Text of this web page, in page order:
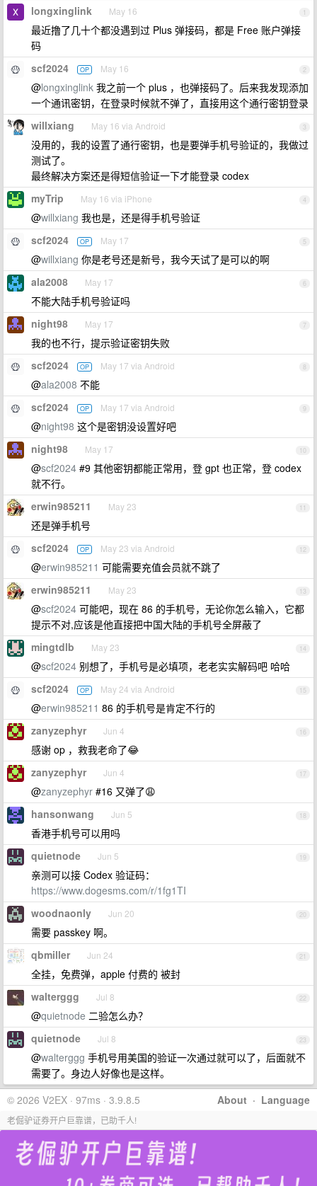
1
longxinglink May 16
最近撸了几十个都没遇到过 Plus 弹接码，都是 Free 账户弹接
码
2
scf2024 OP May 16
@longxinglink 我之前一个 plus ，也弹接码了。后来我发现添加
一个通讯密钥，在登录时候就不弹了，直接用这个通行密钥登录
3
willxiang May 16 via Android
没用的，我的设置了通行密钥，也是要弹手机号验证的，我做过
测试了。
最终解决方案还是得短信验证一下才能登录 codex
4
myTrip May 16 via iPhone
@willxiang 我也是，还是得手机号验证
5
scf2024 OP May 17
@willxiang 你是老号还是新号，我今天试了是可以的啊
6
ala2008 May 17
不能大陆手机号验证吗
7
night98 May 17
我的也不行，提示验证密钥失败
8
scf2024 OP May 17 via Android
@ala2008 不能
9
scf2024 OP May 17 via Android
@night98 这个是密钥没设置好吧
10
night98 May 17
@scf2024 #9 其他密钥都能正常用，登 gpt 也正常，登 codex
就不行。
11
erwin985211 May 23
还是弹手机号
12
scf2024 OP May 23 via Android
@erwin985211 可能需要充值会员就不跳了
13
erwin985211 May 23
@scf2024 可能吧，现在 86 的手机号，无论你怎么输入，它都
提示不对,应该是他直接把中国大陆的手机号全屏蔽了
14
mingtdlb May 23
@scf2024 别想了，手机号是必填项，老老实实解码吧 哈哈
15
scf2024 OP May 24 via Android
@erwin985211 86 的手机号是肯定不行的
16
zanyzephyr Jun 4
感谢 op ，救我老命了😂
17
zanyzephyr Jun 4
@zanyzephyr #16 又弹了😩
18
hansonwang Jun 5
香港手机号可以用吗
19
quietnode Jun 5
亲测可以接 Codex 验证码：
https://www.dogesms.com/r/1fg1TI
20
woodnaonly Jun 20
需要 passkey 啊。
21
qbmiller Jun 24
全挂，免费弹，apple 付费的 被封
22
walterggg Jul 8
@quietnode 二验怎么办？
23
quietnode Jul 8
@walterggg 手机号用美国的验证一次通过就可以了，后面就不
需要了。身边人好像也是这样。
About · Language
© 2026 V2EX · 97ms · 3.9.8.5
老倔驴证券开户巨靠谱，已助千人!